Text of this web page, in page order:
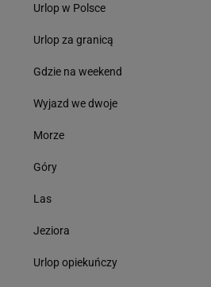
Urlop w Polsce
Urlop za granicą
Gdzie na weekend
Wyjazd we dwoje
Morze
Góry
Las
Jeziora
Urlop opiekuńczy